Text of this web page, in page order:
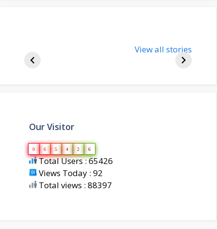
bjp-india-
about
View all stories
Our Visitor
0 6 5 4 2 6
Total Users : 65426
Views Today : 92
Total views : 88397